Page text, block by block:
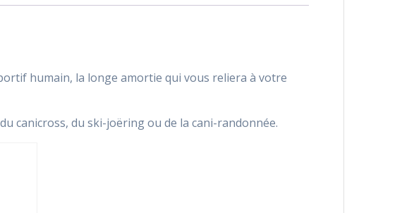
humain, la longe amortie qui vous reliera à votre
canicross, du ski-joëring ou de la cani-randonnée.